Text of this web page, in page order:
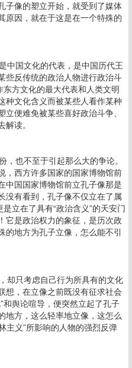
子像的塑立开始，就受到了媒体
原因，就在于这是在一个特殊的
中国文化的代表，是中国历代王
些反传统的政治人物进行政治斗
东方文化的最大代表和人类文明
种文化含义而被某些人看作某种
便难免被某些喜好政治斗争、
读。
也不至于引起那么大的争论。
，西方许多国家的国家博物馆前
中国国家博物馆前立孔子像那是
没有看到，孔子像不仅立在了属
立在了具有“政治含义”的天安门
它是政治权力的象征，是历次政
的地方为孔子立像，怎么能不引
却只考虑自己行为所具有的文化
想，在立像之前既没有征求社会
和舆论喧导，便突然立起了孔子
地方，这么轻率地立像，这怎么
主义”所影响的人物的强烈反弹